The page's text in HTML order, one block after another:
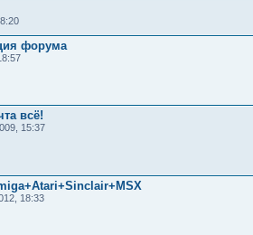
форума
всё!
15:37
18:33